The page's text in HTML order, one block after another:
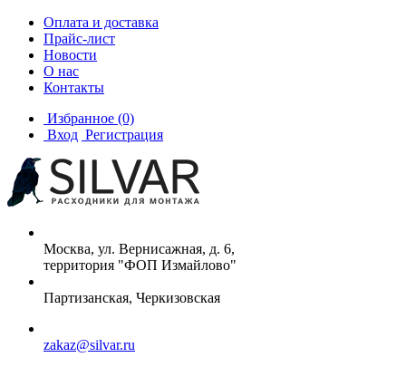
Оплата и доставка
Прайс-лист
Новости
О нас
Контакты
Избранное (0)
Вход Регистрация
Москва, ул. Вернисажная, д. 6,
территория "ФОП Измайлово"
Партизанская, Черкизовская
zakaz@silvar.ru